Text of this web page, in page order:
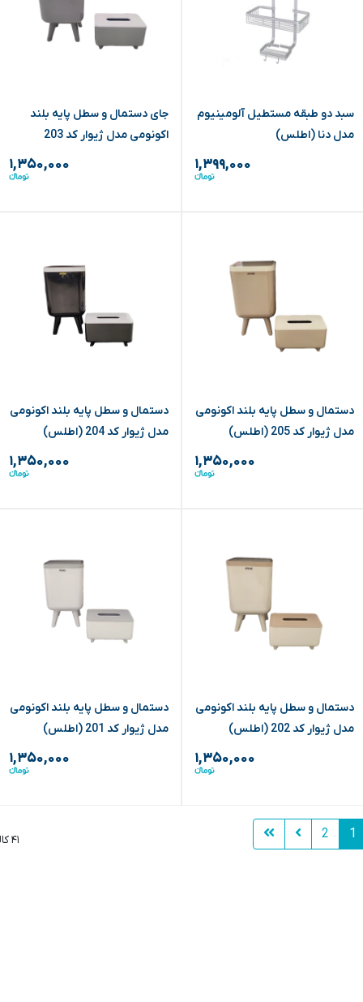
سبد دو طبقه مستطیل آلومینیوم
مدل دنا (اطلس)
۱,۳۹۹,۰۰۰
جای دستمال و سطل پایه بلند
اکونومی مدل ژیوار کد 203
۱,۳۵۰,۰۰۰
دستمال و سطل پایه بلند اکونومی
مدل ژیوار کد 205 (اطلس)
۱,۳۵۰,۰۰۰
دستمال و سطل پایه بلند اکونومی
مدل ژیوار کد 204 (اطلس)
۱,۳۵۰,۰۰۰
دستمال و سطل پایه بلند اکونومی
مدل ژیوار کد 202 (اطلس)
۱,۳۵۰,۰۰۰
دستمال و سطل پایه بلند اکونومی
مدل ژیوار کد 201 (اطلس)
۱,۳۵۰,۰۰۰
1
2 ۴۱ کالا